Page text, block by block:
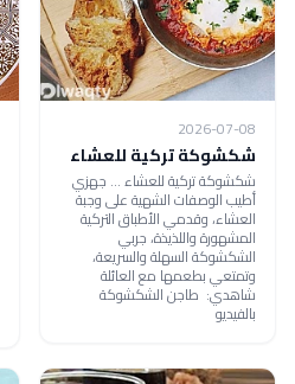
2026-07-08
شكشوكة تركية للعشاء
شكشوكة تركية للعشاء ... جهزي
أطيب الوصفات الشهية على وجبة
العشاء، وقدمي الأطباق التركية
المشهورة واللذيذة، جربي
الشكشوكة السهلة والسريعة،
وتمتعي بطعمها مع العائلة
شاهدي: طاجن الشكشوكة
بالفيديو